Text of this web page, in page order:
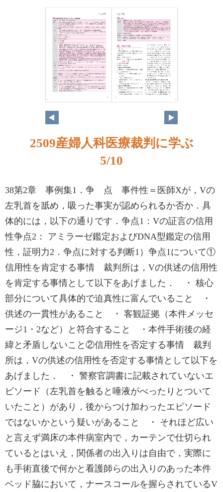
4 5
2509産婦人科医療裁判に学ぶ
5/10
38第2章 事例集1．争 点 事件性＝医師Xが，Vの
左乳首を舐め，吸った事実が認められるか否か．具
体的には，以下の通りです．争点1：Vの証言の信用
性争点2： アミラーゼ鑑定およびDNA型鑑定の信用
性，証明力2．争点に対する判断1）争点1について①
信用性を肯定する事情 裁判所は，Vの供述の信用性
を肯定する事情として以下をあげました． ・ 核心
部分について具体的で迫真性に富んでいること ・
供述の一貫性があること ・ 客観証拠（本件メッセ
ージ1・2など）と符合すること ・本件手術後の経
緯と矛盾しないこと②信用性を否定する事情 裁判
所は，Vの供述の信用性を否定する事情として以下を
あげました． ・ 警察官調書に記載されていないエ
ピソード（左乳首を触ると唾液がべったりとついて
いたこと）があり，後からつけ加わったエピソード
ではないかという疑いがあること ・ それほど広い
と言えず満床の本件病室内で，カーテンで仕切られ
ているとはいえ，関係者の出入りは自由で，実際に
も手術直後で何かと看護師らの出入りのあった本件
ベッド脇において，ナースコールを握らされているV